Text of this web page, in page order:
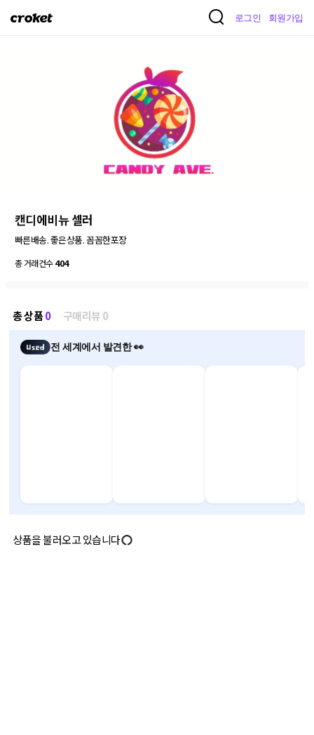
크
로그인 회원가입
캔디에비뉴 셀러
빠른배송. 좋은상품. 꼼꼼한포장
총 거래건수404
총 상품0 구매리뷰 0
전 세계에서 발견한 👀
상품을 불러오고 있습니다